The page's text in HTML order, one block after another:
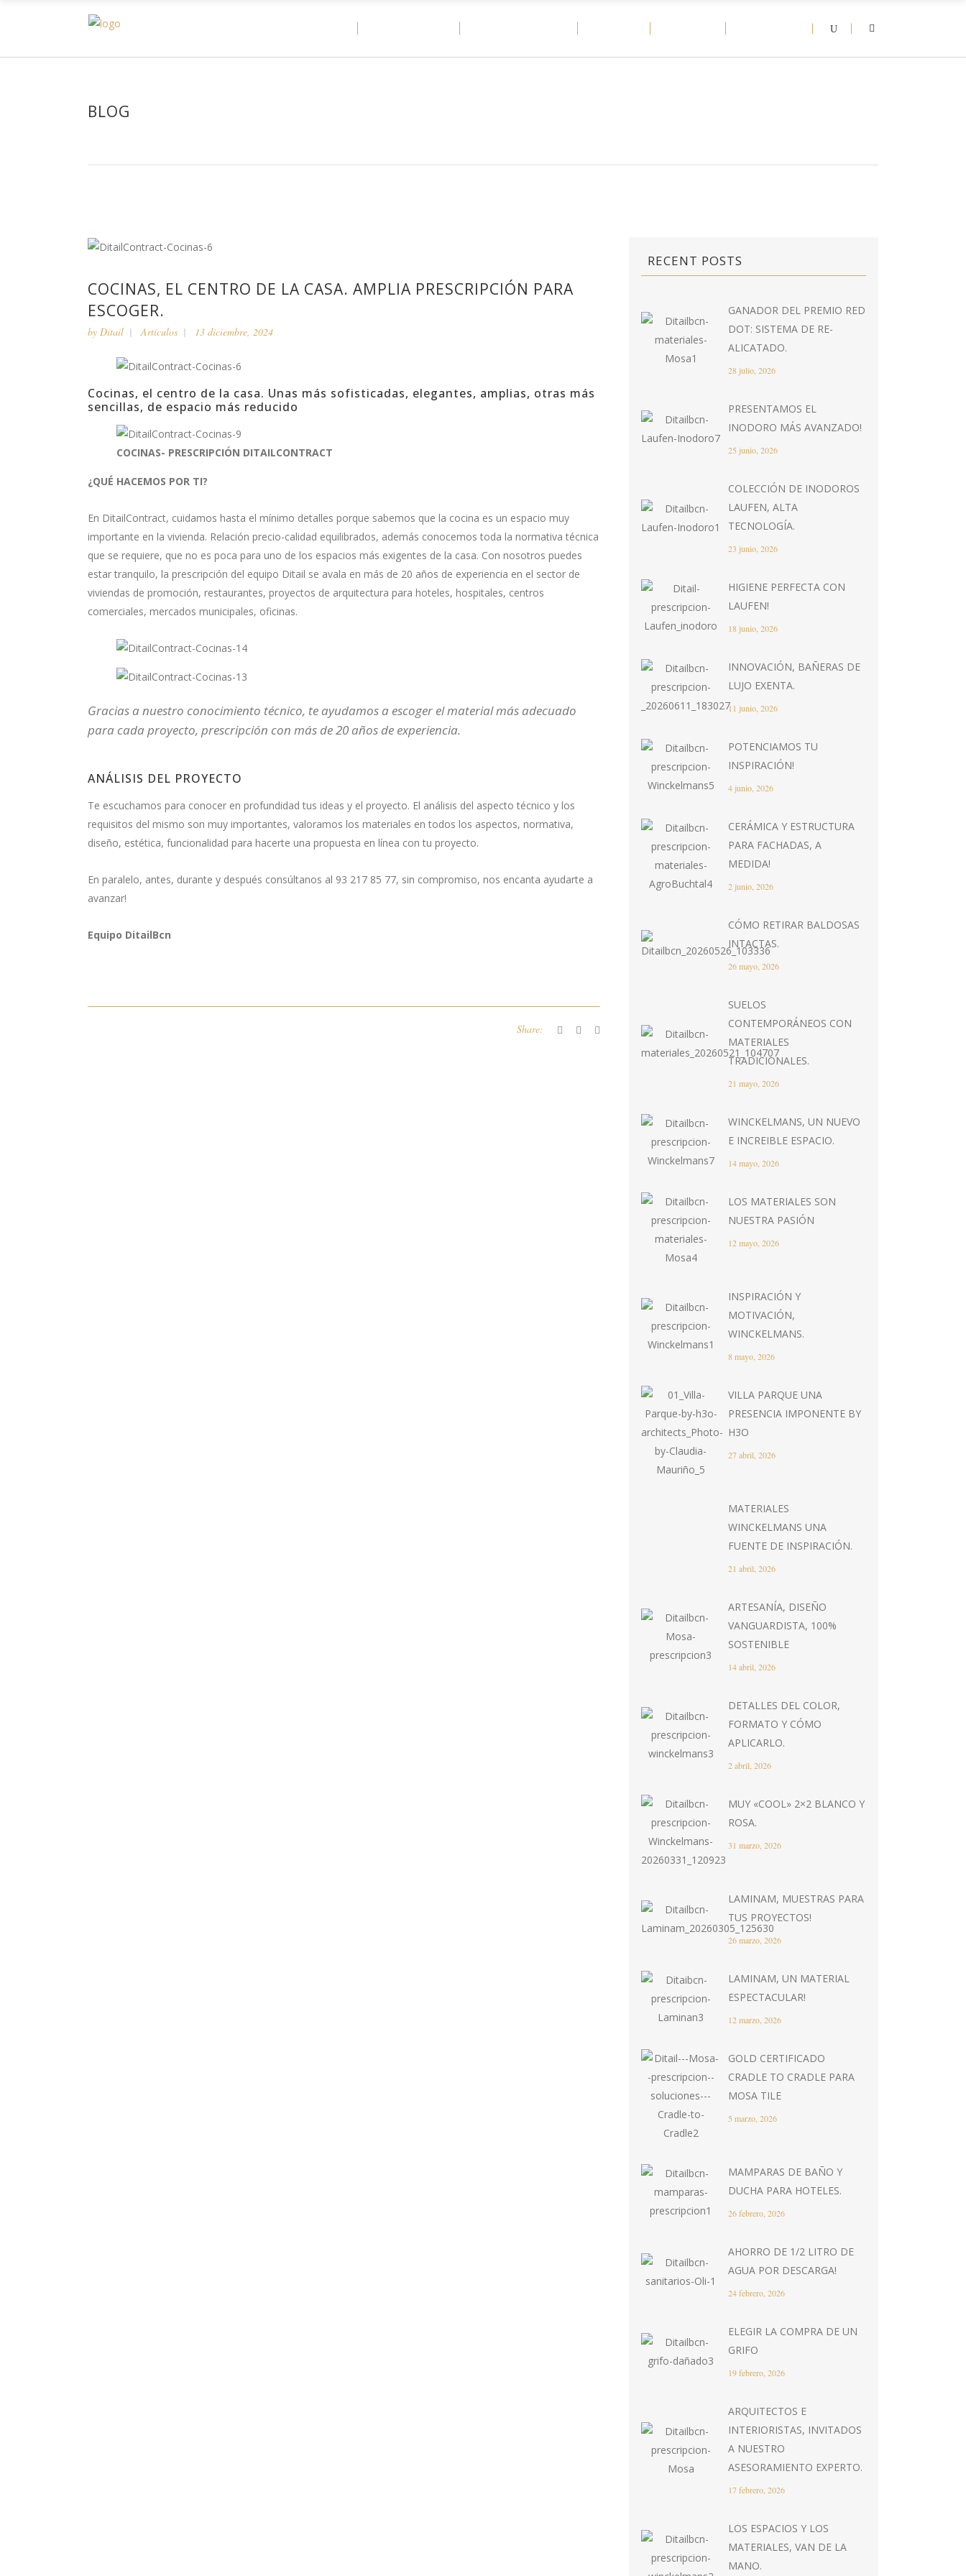
BLOG
COCINAS, EL CENTRO DE LA CASA. AMPLIA PRESCRIPCIÓN PARA
ESCOGER.
by Ditail Artículos 13 diciembre, 2024
Cocinas, el centro de la casa. Unas más sofisticadas, elegantes, amplias, otras más
sencillas, de espacio más reducido
COCINAS- PRESCRIPCIÓN DITAILCONTRACT
¿QUÉ HACEMOS POR TI?
En DitailContract, cuidamos hasta el mínimo detalles porque sabemos que la cocina es un espacio muy
importante en la vivienda. Relación precio-calidad equilibrados, además conocemos toda la normativa técnica
que se requiere, que no es poca para uno de los espacios más exigentes de la casa. Con nosotros puedes
estar tranquilo, la prescripción del equipo Ditail se avala en más de 20 años de experiencia en el sector de
viviendas de promoción, restaurantes, proyectos de arquitectura para hoteles, hospitales, centros
comerciales, mercados municipales, oficinas.
Gracias a nuestro conocimiento técnico, te ayudamos a escoger el material más adecuado
para cada proyecto, prescripción con más de 20 años de experiencia.
ANÁLISIS DEL PROYECTO
Te escuchamos para conocer en profundidad tus ideas y el proyecto. El análisis del aspecto técnico y los
requisitos del mismo son muy importantes, valoramos los materiales en todos los aspectos, normativa,
diseño, estética, funcionalidad para hacerte una propuesta en línea con tu proyecto.
En paralelo, antes, durante y después consúltanos al 93 217 85 77, sin compromiso, nos encanta ayudarte a
avanzar!
Equipo DitailBcn
Share:
RECENT POSTS
GANADOR DEL PREMIO RED
DOT: SISTEMA DE RE-
ALICATADO.
28 julio, 2026
PRESENTAMOS EL
INODORO MÁS AVANZADO!
25 junio, 2026
COLECCIÓN DE INODOROS
LAUFEN, ALTA
TECNOLOGÍA.
23 junio, 2026
HIGIENE PERFECTA CON
LAUFEN!
18 junio, 2026
INNOVACIÓN, BAÑERAS DE
LUJO EXENTA.
11 junio, 2026
POTENCIAMOS TU
INSPIRACIÓN!
4 junio, 2026
CERÁMICA Y ESTRUCTURA
PARA FACHADAS, A
MEDIDA!
2 junio, 2026
CÓMO RETIRAR BALDOSAS
INTACTAS.
26 mayo, 2026
SUELOS
CONTEMPORÁNEOS CON
MATERIALES
TRADICIONALES.
21 mayo, 2026
WINCKELMANS, UN NUEVO
E INCREIBLE ESPACIO.
14 mayo, 2026
LOS MATERIALES SON
NUESTRA PASIÓN
12 mayo, 2026
INSPIRACIÓN Y
MOTIVACIÓN,
WINCKELMANS.
8 mayo, 2026
VILLA PARQUE UNA
PRESENCIA IMPONENTE BY
H3O
27 abril, 2026
MATERIALES
WINCKELMANS UNA
FUENTE DE INSPIRACIÓN.
21 abril, 2026
ARTESANÍA, DISEÑO
VANGUARDISTA, 100%
SOSTENIBLE
14 abril, 2026
DETALLES DEL COLOR,
FORMATO Y CÓMO
APLICARLO.
2 abril, 2026
MUY «COOL» 2×2 BLANCO Y
ROSA.
31 marzo, 2026
LAMINAM, MUESTRAS PARA
TUS PROYECTOS!
26 marzo, 2026
LAMINAM, UN MATERIAL
ESPECTACULAR!
12 marzo, 2026
GOLD CERTIFICADO
CRADLE TO CRADLE PARA
MOSA TILE
5 marzo, 2026
MAMPARAS DE BAÑO Y
DUCHA PARA HOTELES.
26 febrero, 2026
AHORRO DE 1/2 LITRO DE
AGUA POR DESCARGA!
24 febrero, 2026
ELEGIR LA COMPRA DE UN
GRIFO
19 febrero, 2026
ARQUITECTOS E
INTERIORISTAS, INVITADOS
A NUESTRO
ASESORAMIENTO EXPERTO.
17 febrero, 2026
LOS ESPACIOS Y LOS
MATERIALES, VAN DE LA
MANO.